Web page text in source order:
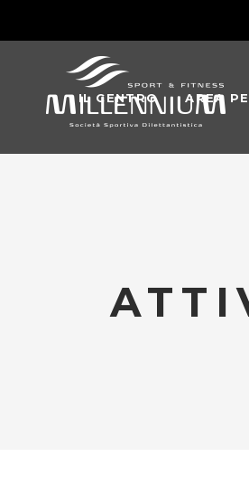
IL CENTRO AREA